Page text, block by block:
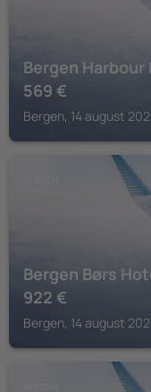
Bergen
569 €
Bergen, 14 august
Bergen Børs
922 €
Bergen, 14 august